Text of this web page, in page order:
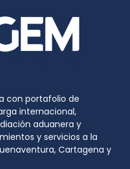
con portafolio de
internacional,
aduanera y
y servicios a la
Cartagena y